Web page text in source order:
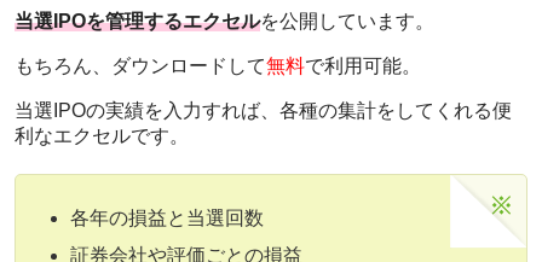
当選IPOを管理するエクセルを公開しています。
もちろん、ダウンロードして無料で利用可能。
当選IPOの実績を入力すれば、各種の集計をしてくれる便
利なエクセルです。
各年の損益と当選回数
証券会社や評価ごとの損益